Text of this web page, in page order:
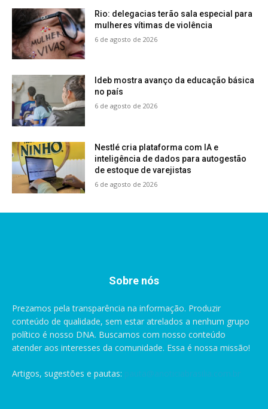
Rio: delegacias terão sala especial para
mulheres vítimas de violência
6 de agosto de 2026
Ideb mostra avanço da educação básica
no país
6 de agosto de 2026
Nestlé cria plataforma com IA e
inteligência de dados para autogestão
de estoque de varejistas
6 de agosto de 2026
Sobre nós
Prezamos pela transparência na informação. Produzir
conteúdo de qualidade, sem estar atrelados a nenhum grupo
político é nosso DNA. Buscamos com nosso conteúdo
atender aos interesses da comunidade. Essa é nossa missão!
Artigos, sugestões e pautas: pauta@anoticiabrasilia.com.br